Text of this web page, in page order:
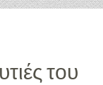
του